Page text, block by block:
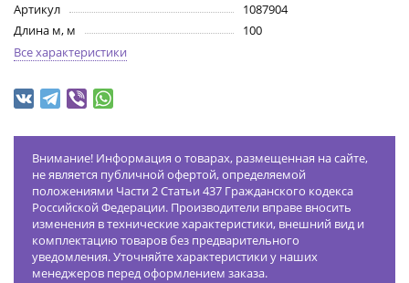
Артикул
1087904
Длина м, м
100
Все характеристики
Внимание! Информация о товарах, размещенная на сайте,
не является публичной офертой, определяемой
положениями Части 2 Статьи 437 Гражданского кодекса
Российской Федерации. Производители вправе вносить
изменения в технические характеристики, внешний вид и
комплектацию товаров без предварительного
уведомления. Уточняйте характеристики у наших
менеджеров перед оформлением заказа.